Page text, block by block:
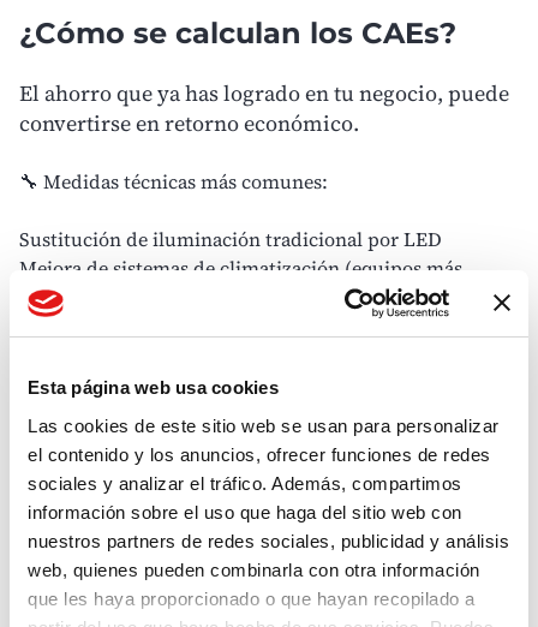
Esta página web usa cookies
Las cookies de este sitio web se usan para personalizar
el contenido y los anuncios, ofrecer funciones de redes
sociales y analizar el tráfico. Además, compartimos
información sobre el uso que haga del sitio web con
nuestros partners de redes sociales, publicidad y análisis
web, quienes pueden combinarla con otra información
que les haya proporcionado o que hayan recopilado a
¿Cómo se calculan los CAEs?
El ahorro que ya has logrado en tu negocio, puede
convertirse en retorno económico.
🔧 Medidas técnicas más comunes:
Sustitución de iluminación tradicional por LED
Mejora de sistemas de climatización (equipos más
eficientes, aerotermia, bombas de calor)
Aislamiento térmico de instalaciones, tuberías o
Renovación de equipos industriales por otros de menor
Optimización de procesos térmicos (muy habitual en
industria)
La equivalencia es muy sencilla:
1 CAE = 1 kWh de energía final ahorrada
Si una empresa ha reducido, por ejemplo, 10.000